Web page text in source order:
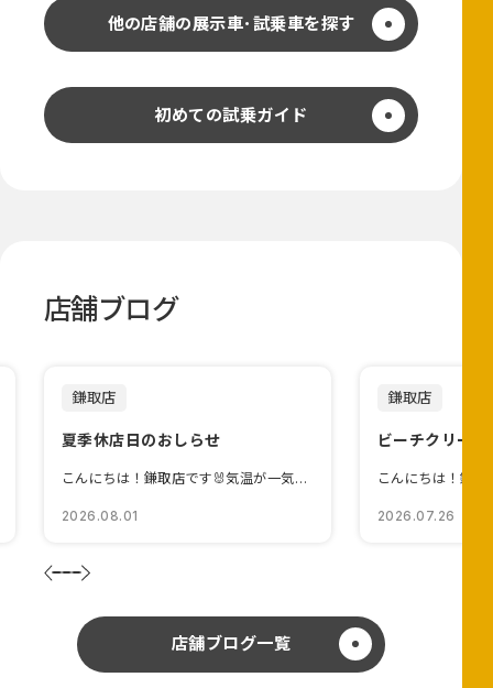
他の店舗の展示車･試乗車を探す
初めての試乗ガイド
店舗ブログ
鎌取店
2026.08.01
夏季休店日のおしらせ
こんにちは！鎌取店です🐰気温が一気に上がって夏らしくなりましたね😎皆...
鎌取店
2026.07.26
ビーチクリー
店舗ブログ一覧